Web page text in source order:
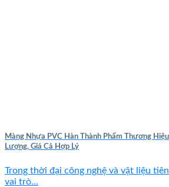
Màng Nhựa PVC Hàn Thành Phẩm Thương
Lượng, Giá Cả Hợp Lý
Trong thời đại công nghệ và vật liệu
vai trò...